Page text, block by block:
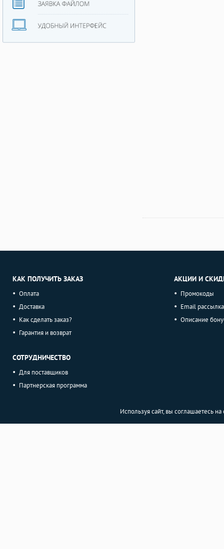
КАК ПОЛУЧИТЬ ЗАКАЗ
Оплата
Доставка
Как сделать заказ?
Гарантия и возврат
СОТРУДНИЧЕСТВО
Для поставщиков
Партнерская программа
АКЦИИ И
Промокоды
Email рассылка
Описание
Используя сайт, вы соглашаетесь